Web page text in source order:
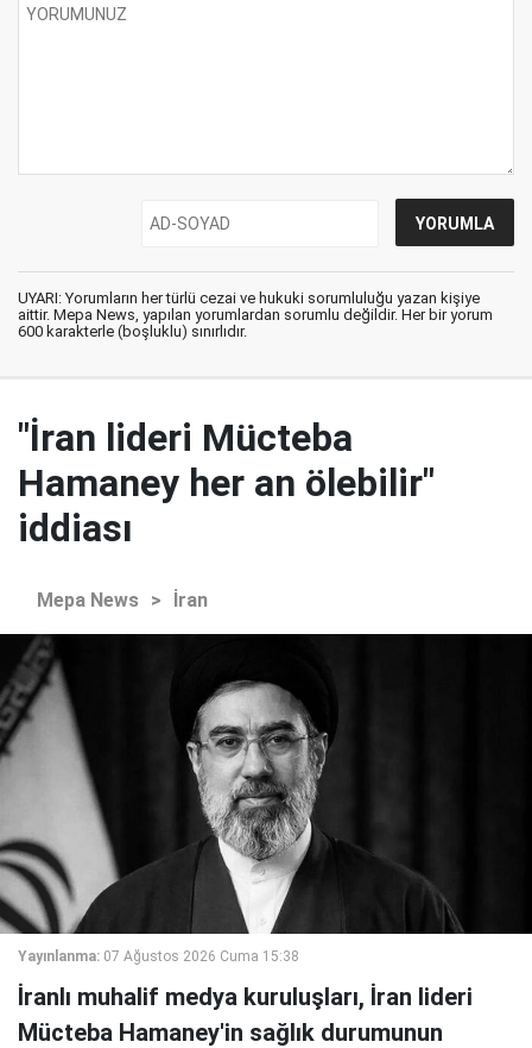
UYARI: Yorumların her türlü cezai ve hukuki sorumluluğu yazan kişiye
aittir. Mepa News, yapılan yorumlardan sorumlu değildir. Her bir yorum
600 karakterle (boşluklu) sınırlıdır.
"İran lideri Mücteba
Hamaney her an ölebilir"
iddiası
Mepa News > İran
Yayınlanma: 07 Ağustos 2026 Cuma 15:38
İranlı muhalif medya kuruluşları, İran lideri
Mücteba Hamaney'in sağlık durumunun